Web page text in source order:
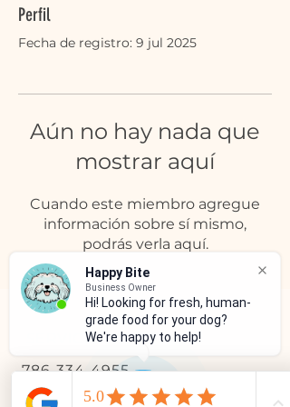
Happy Bite
Business Owner
Hi! Looking for fresh, human-
grade food for your dog?
We're happy to help!
Perfil
Fecha de registro: 9 jul 2025
Aún no hay nada que
mostrar aquí
Cuando este miembro agregue
información sobre sí mismo,
podrás verla aquí.
SERVICIO AL CLIENTE
786-334-4955
305-333-0067